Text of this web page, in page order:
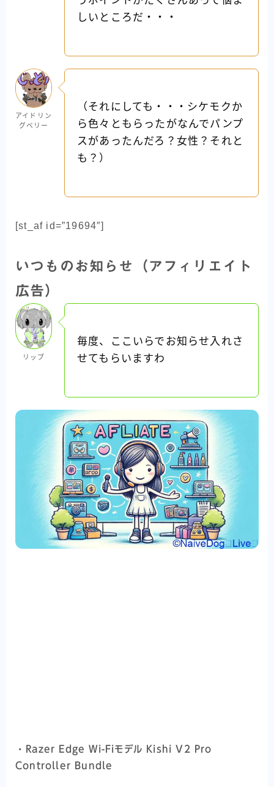
しいところだ・・・
アイドリン
グベリー
（それにしても・・・シケモクか
ら色々ともらったがなんでパンプ
スがあったんだろ？女性？それと
も？）
[st_af id=”19694″]
いつものお知らせ（アフィリエイト
広告）
リップ
毎度、ここいらでお知らせ入れさ
せてもらいますわ
・
Razer Edge Wi-Fiモデル Kishi V2 Pro
Controller Bundle